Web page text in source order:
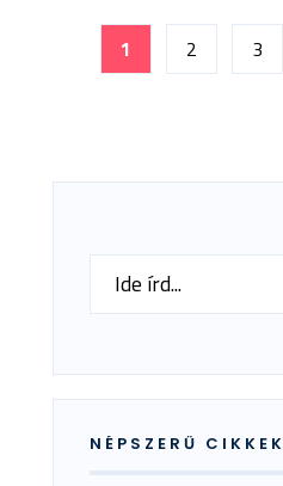
Bejegyzések
lapozása
1 2 3
Search
NÉPSZERŰ CIKKEK